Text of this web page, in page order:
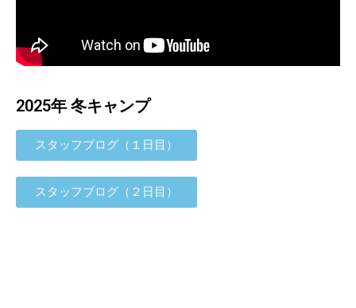
2025年 冬キャンプ
スタッフブログ（１日目）
スタッフブログ（２日目）